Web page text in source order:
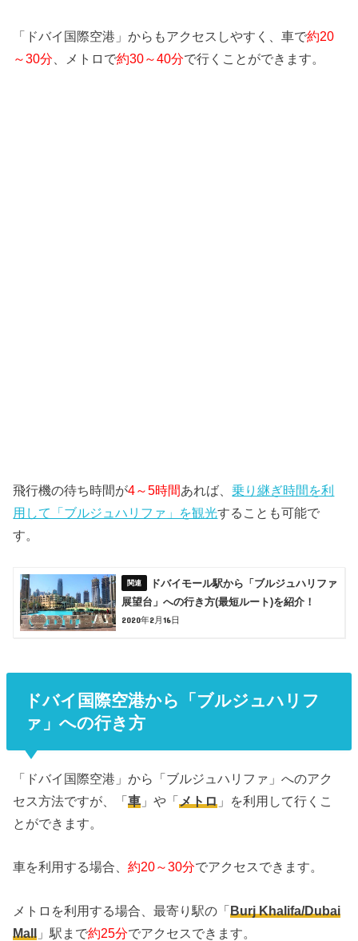
「ドバイ国際空港」からもアクセスしやすく、車で約20
～30分 、メトロで約30～40分で行くことができます。
飛行機の待ち時間が4～5時間あれば、乗り継ぎ時間を利
用して「ブルジュハリファ」を観光することも可能で
す。
ドバイモール駅から「ブルジュハリファ
展望台」への行き方(最短ルート)を紹介！
2020年2月16日
ドバイ国際空港から「ブルジュハリフ
ァ」への行き方
「ドバイ国際空港」から「ブルジュハリファ」へのアク
セス方法ですが、「車 」や「メトロ 」を利用して行くこ
とができます。
車を利用する場合、約20～30分でアクセスできます。
メトロを利用する場合、最寄り駅の「Burj Khalifa/Dubai
Mall 」駅まで約25分でアクセスできます。